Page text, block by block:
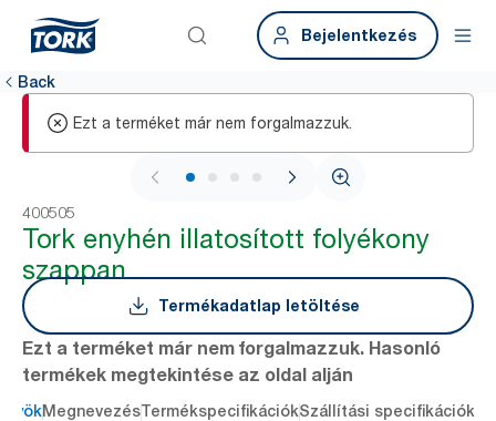
Bejelentkezés
Back
Ezt a terméket már nem forgalmazzuk.
1 / 4
400505
Tork enyhén illatosított folyékony
szappan
Termékadatlap letöltése
Ezt a terméket már nem forgalmazzuk. Hasonló
termékek megtekintése az oldal alján
MegnevezésTermékspecifikációkSzállítási specifikációk